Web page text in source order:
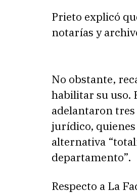
Prieto explicó
notarías y
No obstante,
habilitar su uso.
adelantaron tres
jurídico,
alternativa
departamento”.
Respecto a La